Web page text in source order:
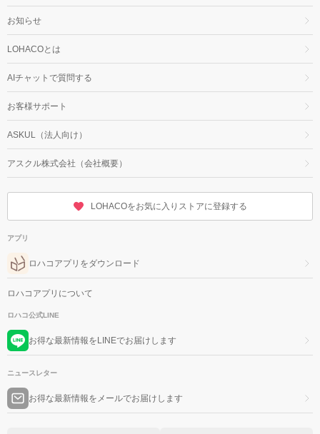
お知らせ
LOHACOとは
AIチャットで質問する
お客様サポート
ASKUL（法人向け）
アスクル株式会社（会社概要）
LOHACOをお気に入りストアに登録する
アプリ
ロハコアプリをダウンロード
ロハコアプリについて
ロハコ公式LINE
お得な最新情報をLINEでお届けします
ニュースレター
お得な最新情報をメールでお届けします